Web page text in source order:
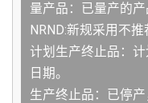
量产品：已量产的产
NRND:新规采用不
计划生产终止品：
日期。
生产终止品：已停产